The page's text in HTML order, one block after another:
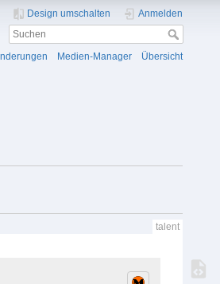
Design umschalten Anmelden
Medien-Manager Übersicht
talent